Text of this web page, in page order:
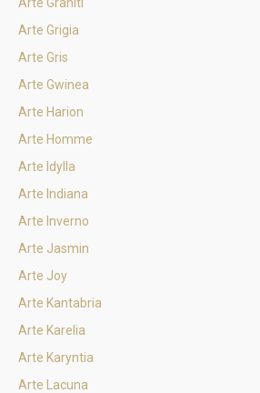
Arte Grigia
Arte Gris
Arte Gwinea
Arte Harion
Arte Homme
Arte Idylla
Arte Indiana
Arte Inverno
Arte Jasmin
Arte Joy
Arte Kantabria
Arte Karelia
Arte Karyntia
Arte Lacuna